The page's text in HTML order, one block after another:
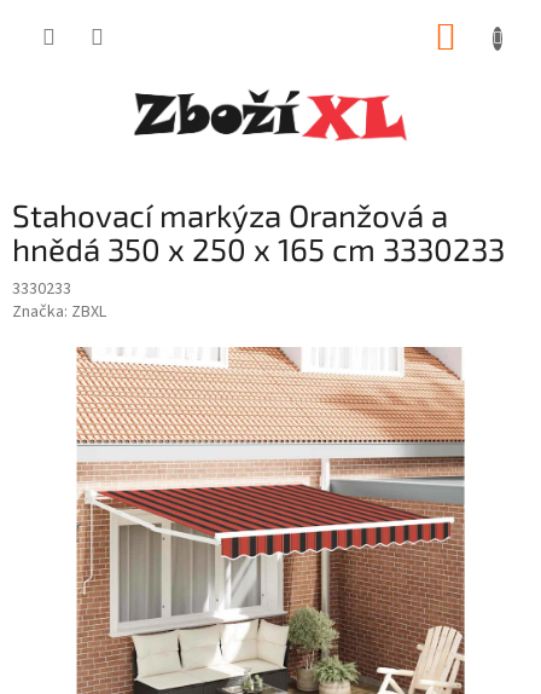
Stahovací markýza Oranžová a
hnědá 350 x 250 x 165 cm 3330233
3330233
Značka: ZBXL